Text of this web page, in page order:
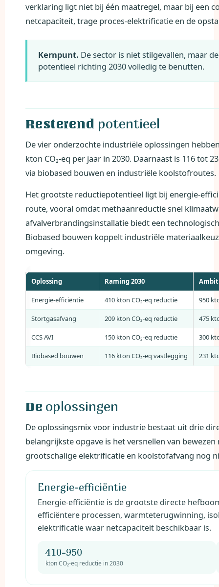
verklaring ligt niet bij één maatregel, maar bij een
netcapaciteit, trage proces-elektrificatie en de
Kernpunt. De sector is niet stilgevallen, maar
potentieel richting 2030 volledig te benutten.
Resterend potentieel
De vier onderzochte industriële oplossingen
kton CO₂-eq per jaar in 2030. Daarnaast is 116 tot
via biobased bouwen en industriële koolstofroutes.
Het grootste reductiepotentieel ligt bij energie-
route, vooral omdat methaanreductie snel
afvalverbrandingsinstallatie biedt een
Biobased bouwen koppelt industriële
omgeving.
Oplossing Raming 2030
Energie-efficiëntie 410 kton CO₂-eq reductie 950
Stortgasafvang 209 kton CO₂-eq reductie 475
CCS AVI 150 kton CO₂-eq reductie 300
Biobased bouwen 116 kton CO₂-eq vastlegging 231
De oplossingen
De oplossingsmix voor industrie bestaat uit drie
belangrijkste opgave is het versnellen van
grootschalige elektrificatie en koolstofafvang nog
Energie-efficiëntie
Energie-efficiëntie is de grootste directe
efficiëntere processen, warmteterugwinning,
elektrificatie waar netcapaciteit beschikbaar is.
410-950
kton CO₂-eq reductie in 2030